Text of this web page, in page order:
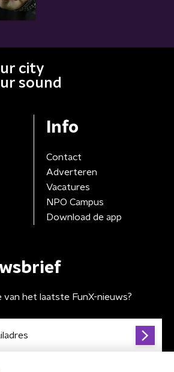
city
sound
Info
Contact
Adverteren
Vacatures
NPO Campus
Download de app
het laatste FunX-nieuws?